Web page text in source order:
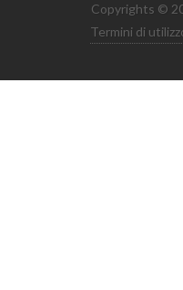
Copyrights ©
Termini di